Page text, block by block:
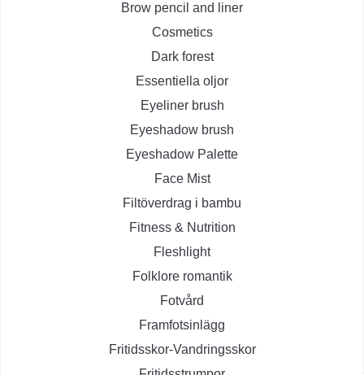
Brow pencil and liner
Cosmetics
Dark forest
Essentiella oljor
Eyeliner brush
Eyeshadow brush
Eyeshadow Palette
Face Mist
Filtöverdrag i bambu
Fitness & Nutrition
Fleshlight
Folklore romantik
Fotvård
Framfotsinlägg
Fritidsskor-Vandringsskor